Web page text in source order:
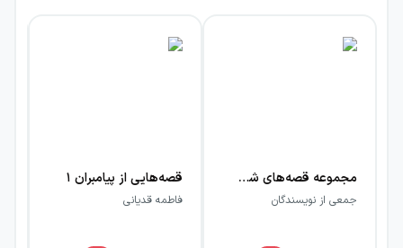
مجموعه قصه‌های شیرین ایرانی (گلاسه)
جمعی از نویسندگان
قصه‌هایی از پیامبران ۱
فاطمه قدیانی